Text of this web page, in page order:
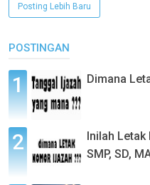
Posting Lebih Baru
POSTINGAN
Dimana
Inilah Letak
SMP, SD,